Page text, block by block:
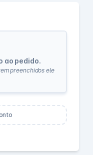
ao pedido.
preenchidos ele